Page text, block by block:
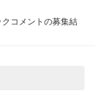
コメントの募集結